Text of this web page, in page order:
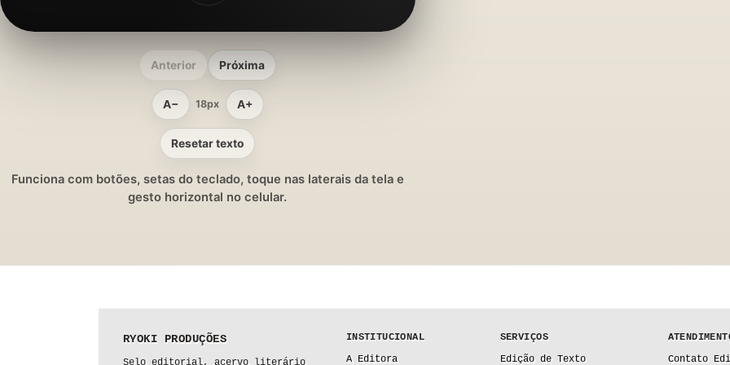
Anterior Próxima
A− 18px A+
Resetar texto
Funciona com botões, setas do teclado, toque nas laterais da tela e
gesto horizontal no celular.
RYOKI PRODUÇÕES
Selo editorial, acervo literário
INSTITUCIONAL
A Editora
SERVIÇOS
Edição de Texto
Contato